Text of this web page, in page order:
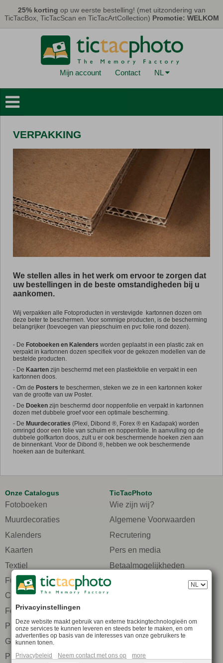
25% korting op uw eerste bestelling! (met uitzondering van
TicTacBox, TicTacScan en TicTacArtCollection) Promotie: WELKOM
Mijn account Contact NL
Muurdecoraties
Kaarten & Kalenders
Geschenken
TicTacBox
Eco
Promo
VERPAKKING
We stellen alles in het werk om ervoor te zorgen dat
uw bestellingen in de beste omstandigheden bij u
aankomen.
Wij verpakken alle Fotoproducten in verstevigde kartonnen dozen om
deze beter te beschermen. Voor sommige producten, is de bescherming
belangrijker (toevoegen van piepschuim en pvc folie rond dozen).
- De Fotoboeken en Kalenders worden geplaatst in een plastic zak en
verpakt in kartonnen dozen specifiek voor de gekozen modellen van de
bestelde producten.
- De Kaarten zijn beschermd met een plastiekfolie en verpakt in een
kartonnen doos.
- Om de Posters te beschermen, steken we ze in een kartonnen koker
van de grootte van uw Poster.
- De Doeken zijn beschermd door noppenfolie en verpakt in kartonnen
dozen met dubbele groef voor een optimale bescherming.
- De Muurdecoraties (Plexi, Dibond ®, Forex ® en Kadapak) worden
omringd door een folie van schuim en noppenfolie. In aanvulling op de
dubbele golfkarton doos, zult u er ook beschermende hoeken zien aan
de binnenkant. Voor de Dibond ®, hebben we ook beschermende
hoeken aan de buitenkant.
Onze Catalogus
Fotoboeken
Muurdecoraties
Kalenders
Kaarten
Textiel
Fun Products
Cadeaubon
Fotoafdrukken
Packs
Geschenkideeën
Promoties
TicTacPhoto
Wie zijn wij?
Algemene Voorwaarden
Recrutering
Pers en media
Betaalmogelijkheden
Ik praat erover met mijn
Bestellingen voor
bedrijven
Lidmaatschap
Privacyinstellingen
Deze website maakt gebruik van externe trackingtechnologieën om
onze services te kunnen leveren en steeds beter te maken, en om
advertenties op basis van de interesses van onze gebruikers te
kunnen tonen.
Privacybeleid
Neem contact met ons op more